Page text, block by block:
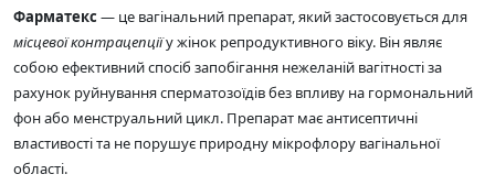
Фарматекс— це вагінальний препарат, який застосовується для
місцевої контрацепціїу жінок репродуктивного віку. Він являє
собою ефективний спосіб запобігання нежеланій вагітності за
рахунок руйнування сперматозоїдів без впливу на гормональний
фон або менструальний цикл. Препарат має антисептичні
властивості та не порушує природну мікрофлору вагінальної
області.